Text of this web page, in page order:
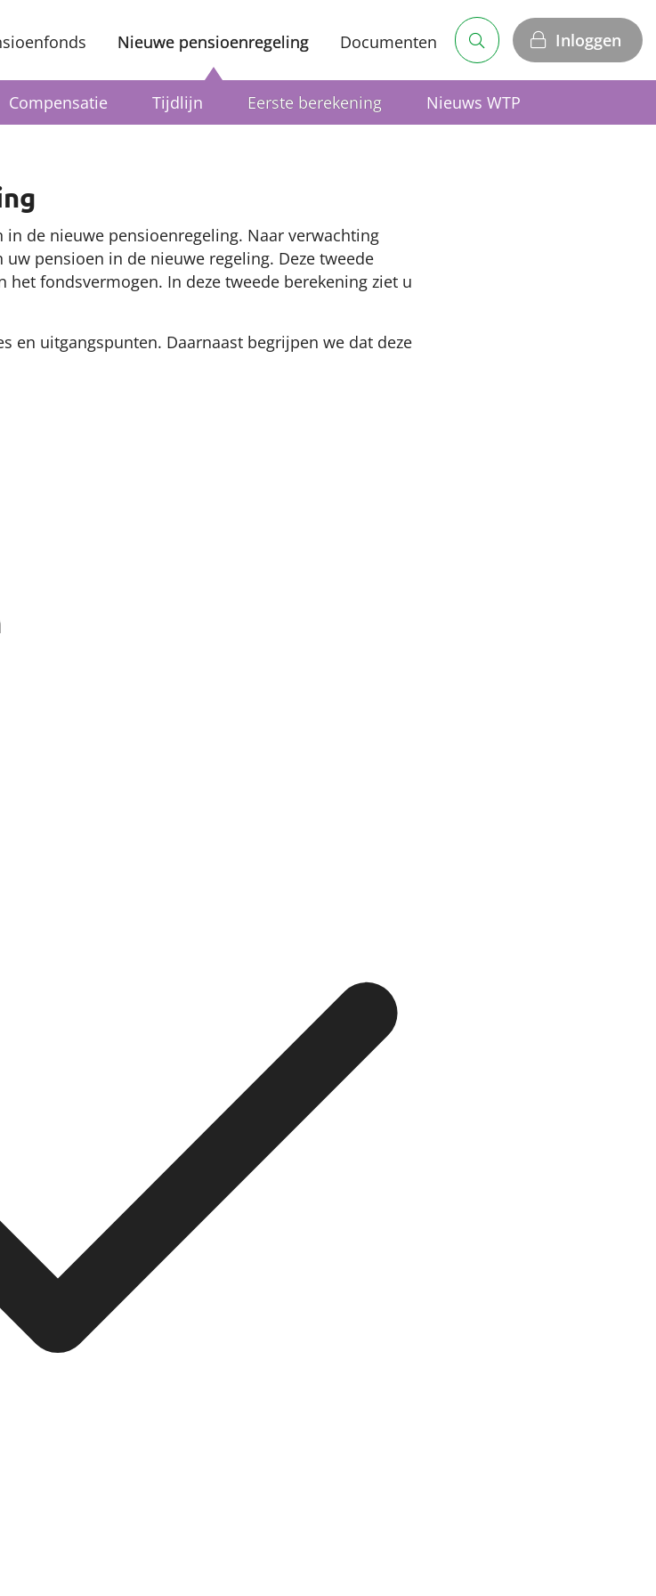
Nieuwe pensioenregeling Documenten Inloggen
Compensatie Tijdlijn Eerste berekening Nieuws WTP
de nieuwe pensioenregeling. Naar verwachting
pensioen in de nieuwe regeling. Deze tweede
fondsvermogen. In deze tweede berekening ziet u
en uitgangspunten. Daarnaast begrijpen we dat deze